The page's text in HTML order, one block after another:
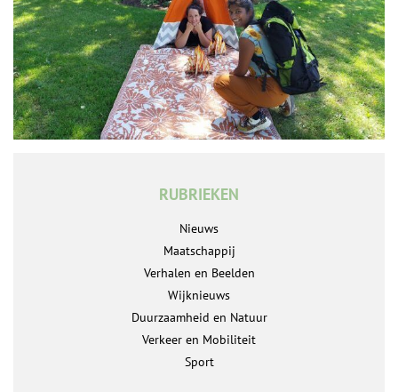
RUBRIEKEN
Nieuws
Maatschappij
Verhalen en Beelden
Wijknieuws
Duurzaamheid en Natuur
Verkeer en Mobiliteit
Sport